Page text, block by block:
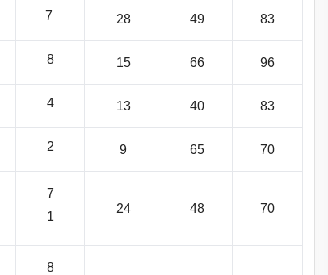
7 28 49 83
8 15 66 96
4 13 40 83
2 9 65 70
7
1
24 48 70
8